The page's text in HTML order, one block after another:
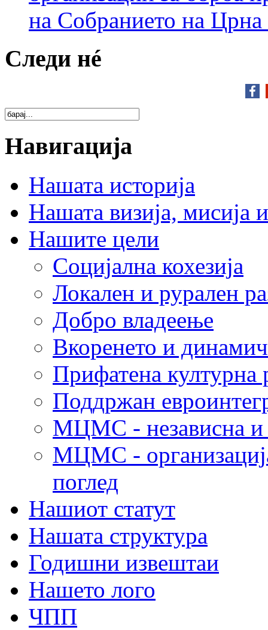
на Собранието на Црна
Следи нé
Навигација
Нашата историја
Нашата визија, мисија и
Нашите цели
Социјална кохезија
Локален и рурален
Добро владеење
Вкоренето и
Прифатена културна
Поддржан
МЦМС - независна и
МЦМС -
поглед
Нашиот статут
Нашата структура
Годишни извештаи
Нашето лого
ЧПП